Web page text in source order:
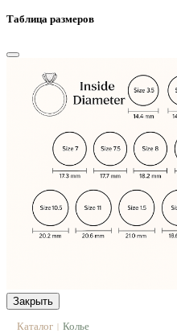
Таблица размеров
Закрыть
Каталог | Колье